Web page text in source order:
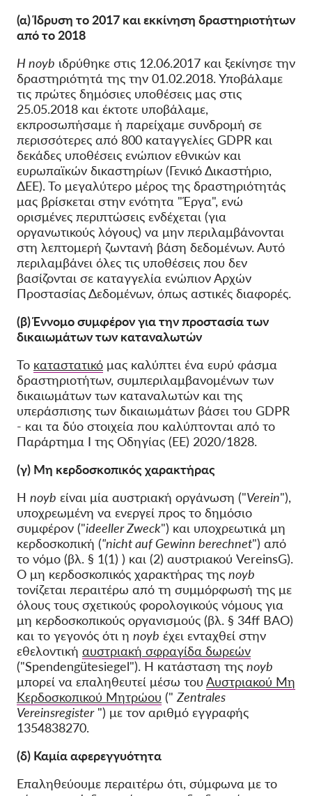
(α) Ίδρυση το 2017 και εκκίνηση δραστηριοτήτων
από το 2018
Η noyb ιδρύθηκε στις 12.06.2017 και ξεκίνησε την
δραστηριότητά της την 01.02.2018. Υποβάλαμε
τις πρώτες δημόσιες υποθέσεις μας στις
25.05.2018 και έκτοτε υποβάλαμε,
εκπροσωπήσαμε ή παρείχαμε συνδρομή σε
περισσότερες από 800 καταγγελίες GDPR και
δεκάδες υποθέσεις ενώπιον εθνικών και
ευρωπαϊκών δικαστηρίων (Γενικό Δικαστήριο,
ΔΕΕ). Το μεγαλύτερο μέρος της δραστηριότητάς
μας βρίσκεται στην ενότητα "Έργα", ενώ
ορισμένες περιπτώσεις ενδέχεται (για
οργανωτικούς λόγους) να μην περιλαμβάνονται
στη λεπτομερή ζωντανή βάση δεδομένων. Αυτό
περιλαμβάνει όλες τις υποθέσεις που δεν
βασίζονται σε καταγγελία ενώπιον Αρχών
Προστασίας Δεδομένων, όπως αστικές διαφορές.
(β) Έννομο συμφέρον για την προστασία των
δικαιωμάτων των καταναλωτών
Το καταστατικό μας καλύπτει ένα ευρύ φάσμα
δραστηριοτήτων, συμπεριλαμβανομένων των
δικαιωμάτων των καταναλωτών και της
υπεράσπισης των δικαιωμάτων βάσει του GDPR
- και τα δύο στοιχεία που καλύπτονται από το
Παράρτημα Ι της Οδηγίας (ΕΕ) 2020/1828.
(γ) Μη κερδοσκοπικός χαρακτήρας
Η noyb είναι μία αυστριακή οργάνωση ("Verein"),
υποχρεωμένη να ενεργεί προς το δημόσιο
συμφέρον ("ideeller Zweck") και υποχρεωτικά μη
κερδοσκοπική ("nicht auf Gewinn berechnet") από
το νόμο (βλ. § 1(1) ) και (2) αυστριακού VereinsG).
Ο μη κερδοσκοπικός χαρακτήρας της noyb
τονίζεται περαιτέρω από τη συμμόρφωσή της με
όλους τους σχετικούς φορολογικούς νόμους για
μη κερδοσκοπικούς οργανισμούς (βλ. § 34ff BAO)
και το γεγονός ότι η noyb έχει ενταχθεί στην
εθελοντική αυστριακή σφραγίδα δωρεών
("Spendengütesiegel"). Η κατάσταση της noyb
μπορεί να επαληθευτεί μέσω του Αυστριακού Μη
Κερδοσκοπικού Μητρώου (" Zentrales
Vereinsregister") με τον αριθμό εγγραφής
1354838270.
(δ) Καμία αφερεγγυότητα
Επαληθεύουμε περαιτέρω ότι, σύμφωνα με το